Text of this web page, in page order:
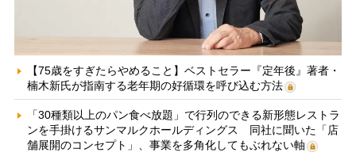
【75歳をすぎたらやめること】ベストセラー『定年後』著者・
楠木新氏が指南する老年期の好循環を呼び込む方法
「30種類以上のパン食べ放題」で行列のできる新形態レストラ
ンを手掛けるサンマルクホールディングス 同社に聞いた「店
舗展開のコンセプト」、事業を多角化してもぶれない軸